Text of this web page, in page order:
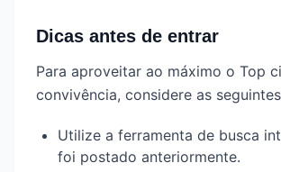
Dicas antes de entrar
Para aproveitar ao máximo o Top
convivência, considere as
Utilize a ferramenta de busca
foi postado anteriormente.